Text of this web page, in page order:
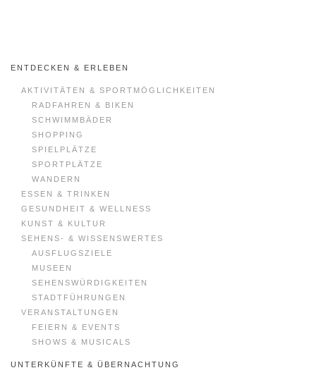
ENTDECKEN & ERLEBEN
AKTIVITÄTEN & SPORTMÖGLICHKEITEN
RADFAHREN & BIKEN
SCHWIMMBÄDER
SHOPPING
SPIELPLÄTZE
SPORTPLÄTZE
WANDERN
ESSEN & TRINKEN
GESUNDHEIT & WELLNESS
KUNST & KULTUR
SEHENS- & WISSENSWERTES
AUSFLUGSZIELE
MUSEEN
SEHENSWÜRDIGKEITEN
STADTFÜHRUNGEN
VERANSTALTUNGEN
FEIERN & EVENTS
SHOWS & MUSICALS
UNTERKÜNFTE & ÜBERNACHTUNG